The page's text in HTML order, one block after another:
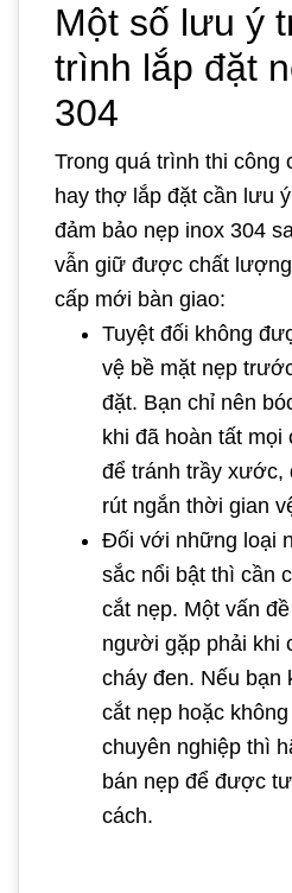
Một số lưu ý
trình lắp đặt
304
Trong quá trình thi công
hay thợ lắp đặt cần lưu
đảm bảo nẹp inox 304
vẫn giữ được chất
cấp mới bàn giao:
Tuyệt đối không
vệ bề mặt nẹp
đặt. Bạn chỉ nên
khi đã hoàn tất mọi
để tránh trầy xước,
rút ngắn thời gian
Đối với những loại
sắc nổi bật thì cần
cắt nẹp. Một vấn
người gặp phải khi
cháy đen. Nếu bạn
cắt nẹp hoặc
chuyên nghiệp thì
bán nẹp để được
cách.